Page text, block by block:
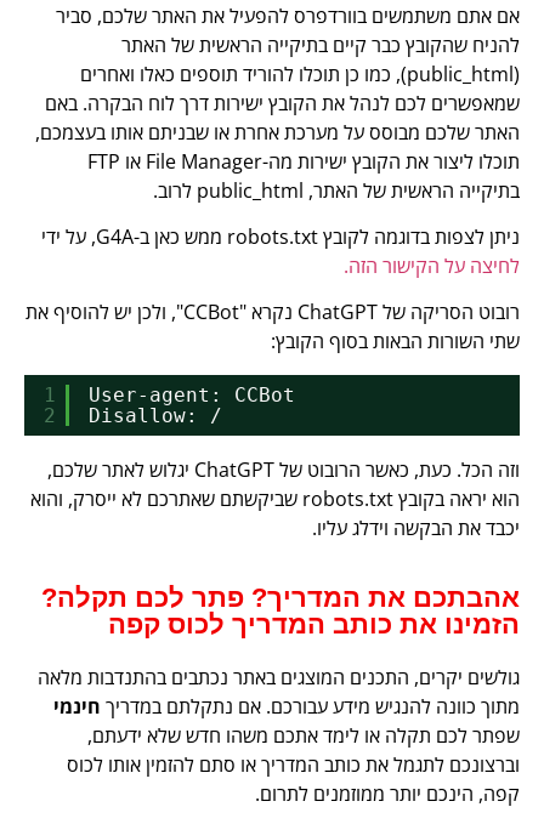
אם אתם משתמשים בוורדפרס להפעיל את האתר שלכם, סביר
להניח שהקובץ כבר קיים בתיקייה הראשית של האתר
(public_html), כמו כן תוכלו להוריד תוספים כאלו ואחרים
שמאפשרים לכם לנהל את הקובץ ישירות דרך לוח הבקרה. באם
האתר שלכם מבוסס על מערכת אחרת או שבניתם אותו בעצמכם,
תוכלו ליצור את הקובץ ישירות מה-File Manager או FTP
בתיקייה הראשית של האתר, public_html לרוב.
ניתן לצפות בדוגמה לקובץ robots.txt ממש כאן ב-G4A, על ידי
לחיצה על הקישור הזה.
רובוט הסריקה של ChatGPT נקרא "CCBot", ולכן יש להוסיף את
שתי השורות הבאות בסוף הקובץ:
1
2
User-agent: CCBot
Disallow: /
וזה הכל. כעת, כאשר הרובוט של ChatGPT יגלוש לאתר שלכם,
הוא יראה בקובץ robots.txt שביקשתם שאתרכם לא ייסרק, והוא
יכבד את הבקשה וידלג עליו.
אהבתכם את המדריך? פתר לכם תקלה?
הזמינו את כותב המדריך לכוס קפה
גולשים יקרים, התכנים המוצגים באתר נכתבים בהתנדבות מלאה
מתוך כוונה להנגיש מידע עבורכם. אם נתקלתם במדריך חינמי
שפתר לכם תקלה או לימד אתכם משהו חדש שלא ידעתם,
וברצונכם לתגמל את כותב המדריך או סתם להזמין אותו לכוס
קפה, הינכם יותר ממוזמנים לתרום.